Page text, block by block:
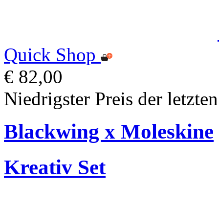
Quick Shop
€ 82,00
Niedrigster Preis der
Blackwing x Moleskine
Kreativ Set